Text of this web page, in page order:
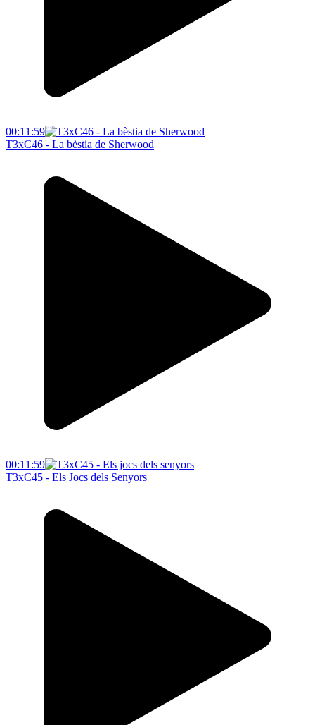
00:11:59
T3xC46 - La bèstia de Sherwood
00:11:59
T3xC45 - Els Jocs dels Senyors